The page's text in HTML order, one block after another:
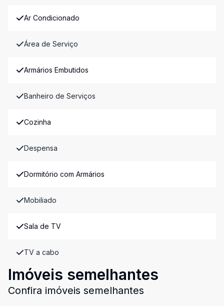
Ar Condicionado
Área de Serviço
Armários Embutidos
Banheiro de Serviços
Cozinha
Despensa
Dormitório com Armários
Mobiliado
Sala de TV
TV a cabo
Imóveis semelhantes
Confira imóveis semelhantes